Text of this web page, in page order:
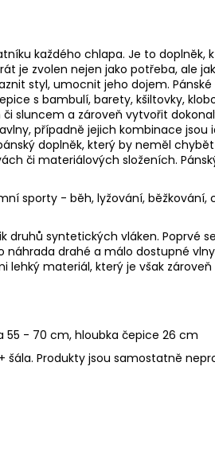
každého chlapa. Je to doplněk,
je zvolen nejen jako potřeba, ale
styl, umocnit jeho dojem.
s bambulí, barety, kšiltovky,
sluncem a zároveň vytvořit
případně jejich kombinace
doplněk, který by neměl
či materiálových složeních.
sporty - běh, lyžování, běžkování,
druhů syntetických vláken. Poprvé
náhrada drahé a málo dostupné
lehký materiál, který je však
55 - 70 cm, hloubka čepice 26 cm
šála. Produkty jsou samostatně